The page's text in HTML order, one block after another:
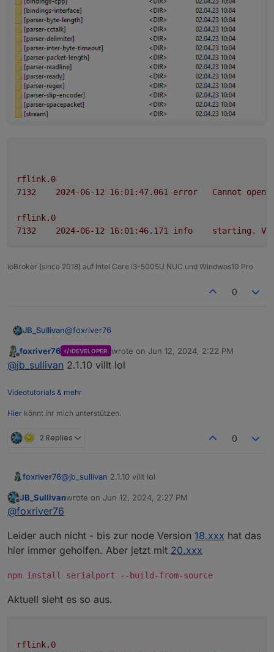
rflink.0
error Cannot open
rflink.0
info starting.
ioBroker (since 2018) auf Intel Core i3-5005U NUC und Windwos10 Pro
0
JB_Sullivan@foxriver76
Es kommen noch diese beiden Meldungen. Für
den Fall das es wichtig ist - ioB läuft auf einem
gesprochen wird - hier die Pfad Angabe wo der
dass von Bedeutung sein könnte.
rflink.0
Offline
foxriver76 DEVELOPER wrote on Jun 12, 2024, 2:22 PM
last edited by
@jb_sullivan 2.1.10 villt lol
Videotutorials & mehr
Hier könnt ihr mich unterstützen.
2 Replies 0
foxriver76@jb_sullivan 2.1.10 villt lol
Offline
JB_Sullivanwrote on Jun 12, 2024, 2:27 PM
last edited by
@foxriver76
Leider auch nicht - bis zur node Version 18.xxx hat das
hier immer geholfen. Aber jetzt mit 20.xxx
npm install serialport --build-from-source
Aktuell sieht es so aus.
rflink.0